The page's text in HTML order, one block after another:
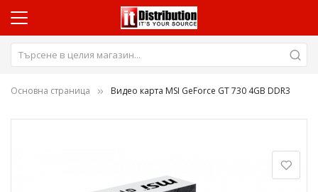
Основна страница Видео карта MSI GeForce GT 730 4GB DDR3